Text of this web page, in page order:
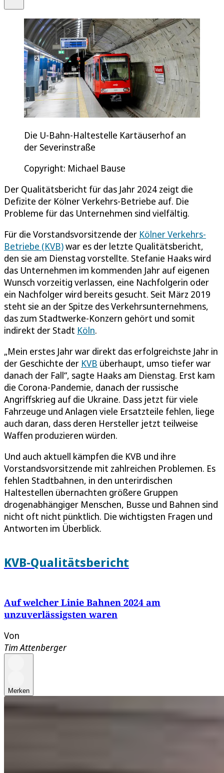
Die U-Bahn-Haltestelle Kartäuserhof an
der Severinstraße
Copyright: Michael Bause
Der Qualitätsbericht für das Jahr 2024 zeigt die
Defizite der Kölner Verkehrs-Betriebe auf. Die
Probleme für das Unternehmen sind vielfältig.
Für die Vorstandsvorsitzende der Kölner Verkehrs-
Betriebe (KVB)war es der letzte Qualitätsbericht,
den sie am Dienstag vorstellte. Stefanie Haaks wird
das Unternehmen im kommenden Jahr auf eigenen
Wunsch vorzeitig verlassen, eine Nachfolgerin oder
ein Nachfolger wird bereits gesucht. Seit März 2019
steht sie an der Spitze des Verkehrsunternehmens,
das zum Stadtwerke-Konzern gehört und somit
indirekt der Stadt Köln.
„Mein erstes Jahr war direkt das erfolgreichste Jahr in
der Geschichte der KVB überhaupt, umso tiefer war
danach der Fall“, sagte Haaks am Dienstag. Erst kam
die Corona-Pandemie, danach der russische
Angriffskrieg auf die Ukraine. Dass jetzt für viele
Fahrzeuge und Anlagen viele Ersatzteile fehlen, liege
auch daran, dass deren Hersteller jetzt teilweise
Waffen produzieren würden.
Und auch aktuell kämpfen die KVB und ihre
Vorstandsvorsitzende mit zahlreichen Problemen. Es
fehlen Stadtbahnen, in den unterirdischen
Haltestellen übernachten größere Gruppen
drogenabhängiger Menschen, Busse und Bahnen sind
nicht oft nicht pünktlich. Die wichtigsten Fragen und
Antworten im Überblick.
KVB-Qualitätsbericht
Auf welcher Linie Bahnen 2024 am
unzuverlässigsten waren
Von
Tim Attenberger
Merken